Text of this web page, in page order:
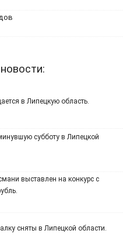
в Липецкую область.
субботу в Липецкой
выставлен на конкурс с
сняты в Липецкой области.